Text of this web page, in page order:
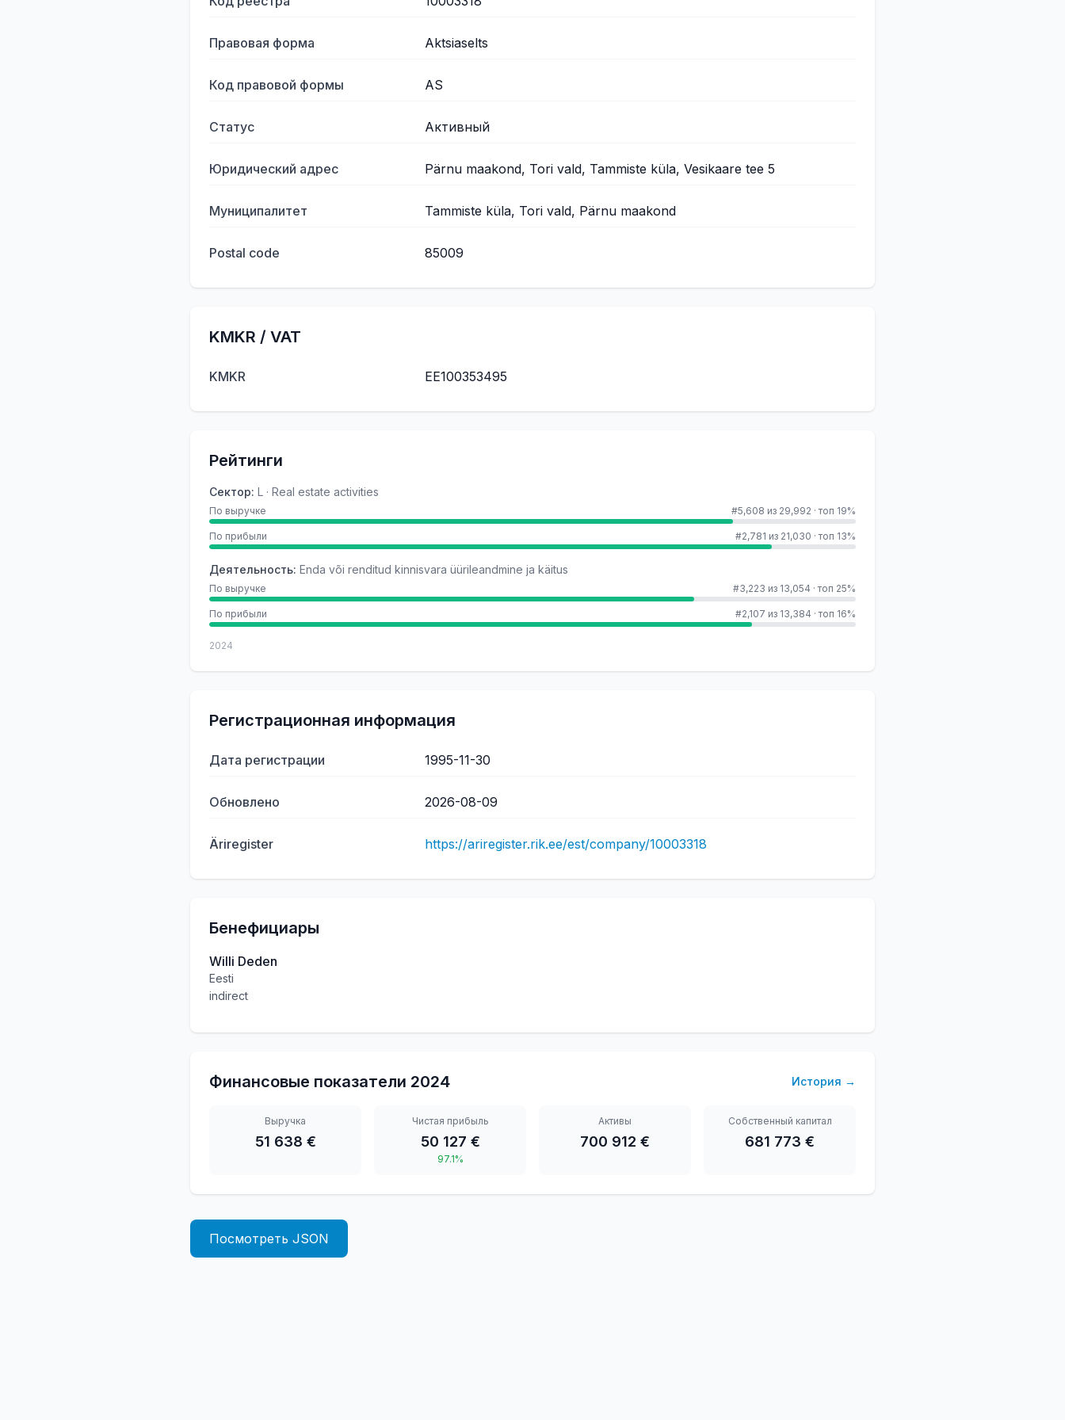
Правовая форма Aktsiaselts
Код правовой формы AS
Статус Активный
Юридический адрес Pärnu maakond, Tori vald, Tammiste küla, Vesikaare tee 5
Муниципалитет Tammiste küla, Tori vald, Pärnu maakond
Postal code 85009
KMKR / VAT
KMKR EE100353495
Рейтинги
Сектор: L · Real estate activities
По выручке #5,608 из 29,992 ·топ 19%
По прибыли #2,781 из 21,030 ·топ 13%
Деятельность: Enda või renditud kinnisvara üürileandmine ja käitus
По выручке #3,223 из 13,054 ·топ 25%
По прибыли #2,107 из 13,384 ·топ 16%
2024
Регистрационная информация
Дата регистрации 1995-11-30
Обновлено 2026-08-09
Äriregister https://ariregister.rik.ee/est/company/10003318
Бенефициары
Willi Deden
Eesti
indirect
Финансовые показатели 2024 История →
Выручка
51 638 €
Чистая прибыль
50 127 €
97.1%
Активы
700 912 €
Собственный капитал
681 773 €
Посмотреть JSON